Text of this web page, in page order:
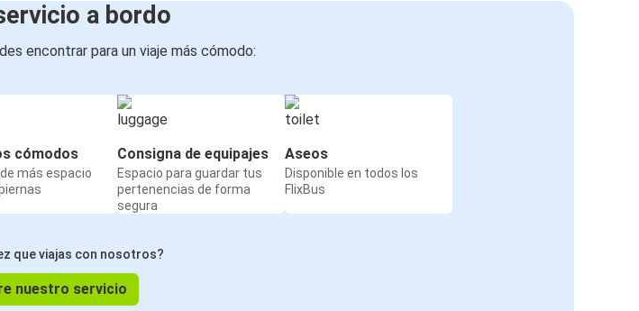
a bordo
encontrar para un viaje más cómodo:
cómodos
más espacio
Consigna de equipajes
Espacio para guardar tus
pertenencias de forma
segura
Aseos
Disponible en todos los
FlixBus
que viajas con nosotros?
nuestro servicio